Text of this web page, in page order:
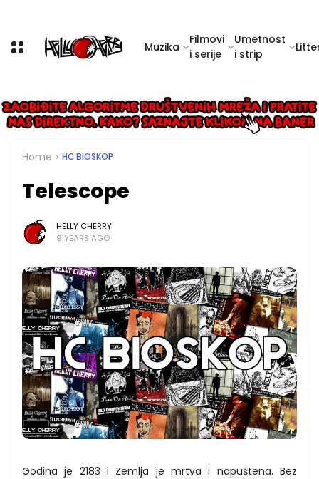
Muzika
Filmovi
i serije
Umetnost
i strip
Home HC BIOSKOP
Telescope
HELLY CHERRY
9 YEARS AGO
Godina je 2183 i Zemlja je mrtva i napuštena. Bez